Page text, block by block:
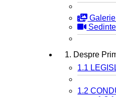
1. Despre
1.1
1.2